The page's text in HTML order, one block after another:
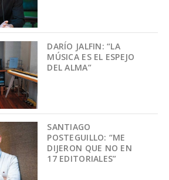
DARÍO JALFIN: “LA
MÚSICA ES EL ESPEJO
DEL ALMA”
SANTIAGO
POSTEGUILLO: “ME
DIJERON QUE NO EN
17 EDITORIALES”